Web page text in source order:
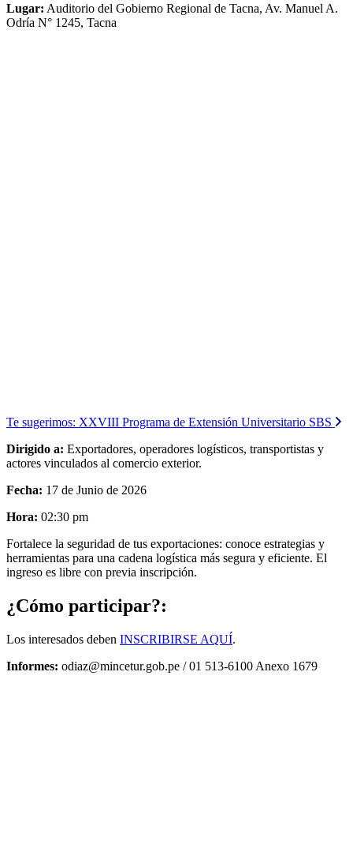
Lugar: Auditorio del Gobierno Regional de Tacna, Av. Manuel A.
Odría N° 1245, Tacna
Te sugerimos: XXVIII Programa de Extensión Universitario SBS
Dirigido a: Exportadores, operadores logísticos, transportistas y
actores vinculados al comercio exterior.
Fecha: 17 de Junio de 2026
Hora: 02:30 pm
Fortalece la seguridad de tus exportaciones: conoce estrategias y
herramientas para una cadena logística más segura y eficiente. El
ingreso es libre con previa inscripción.
¿Cómo participar?:
Los interesados deben INSCRIBIRSE AQUÍ.
Informes: odiaz@mincetur.gob.pe / 01 513-6100 Anexo 1679